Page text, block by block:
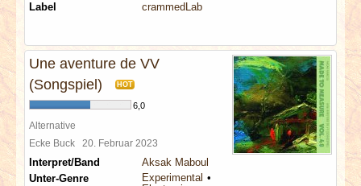
Label
crammedLab
Une aventure de VV
(Songspiel)
HOT
6,0
Alternative
Ecke Buck 20. Februar 2023
Interpret/Band
Aksak Maboul
Unter-Genre
Experimental